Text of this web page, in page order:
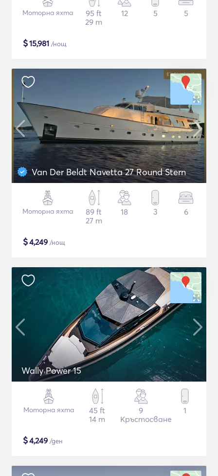
Моторна яхта
95 ft
29 m
12 5 5
$15,981 /нощ
Van Der Beldt Navetta 27 Round Stern
Моторна яхта
89 ft
27 m
18 3 6
$4,249 /нощ
Wally Power 15
Моторна яхта
45 ft
14 m
9
Кръстосване
1
$4,249 /ден